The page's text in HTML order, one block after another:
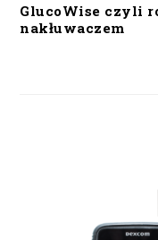
GlucoWise czyli
nakłuwaczem